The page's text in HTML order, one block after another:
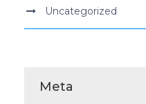
Uncategorized
Meta